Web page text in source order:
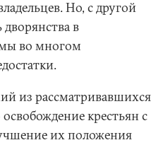
Но, с другой
в
во многом
из рассматривавшихся
крестьян с
их положения